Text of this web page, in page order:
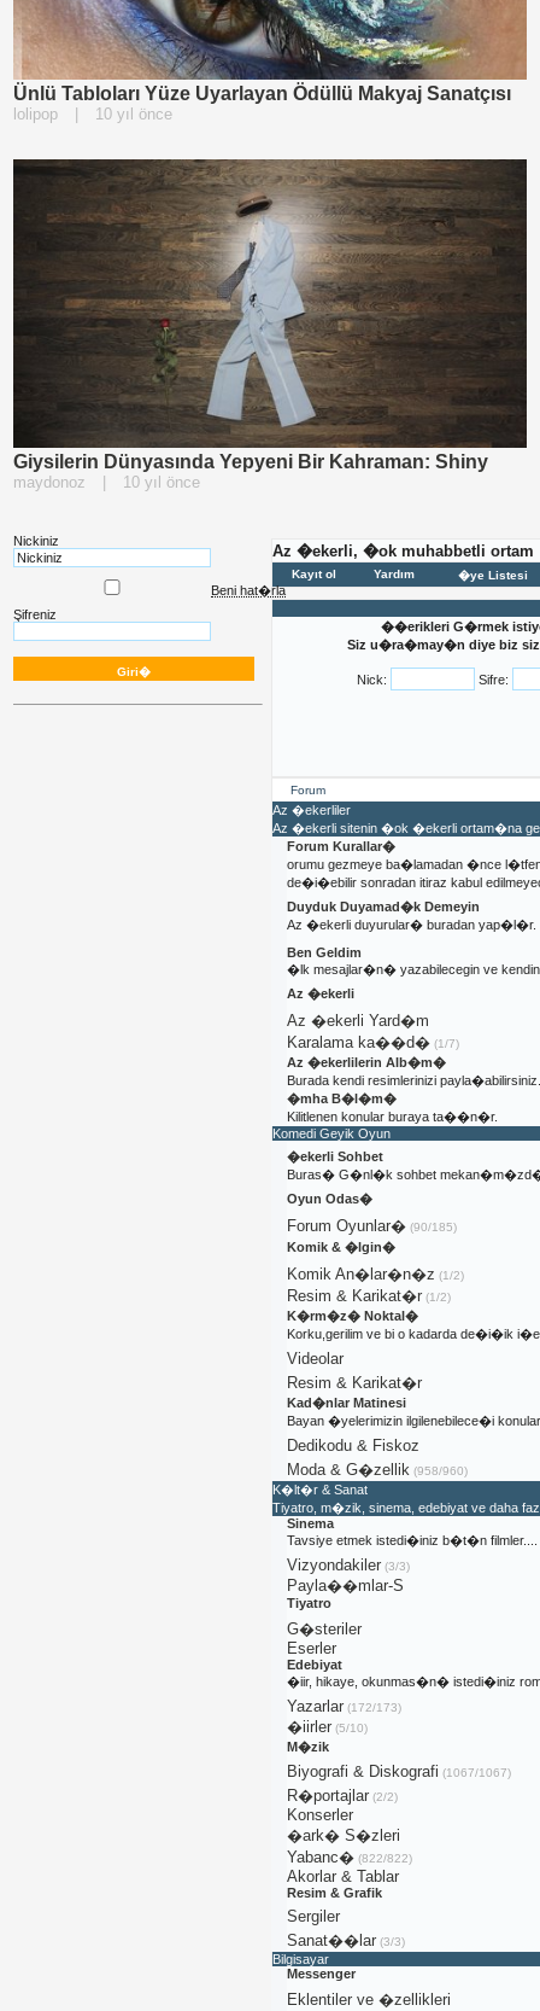
Ünlü Tabloları Yüze Uyarlayan Ödüllü Makyaj Sanatçısı
lolipop 10 yıl önce
Giysilerin Dünyasında Yepyeni Bir Kahraman: Shiny
maydonoz 10 yıl önce
Nickiniz
Beni hat�rla
Şifreniz
Az �ekerli, �ok muhabbetli ortam
Kayıt ol Yardım �ye Listesi
��erikleri G�rmek
Siz u�ra�may�n diye biz
Nick: Sifre:
Forum
Az �ekerliler
Az �ekerli sitenin �ok �ekerli ortam�na
Forum Kurallar�
orumu gezmeye ba�lamadan �nce
de�i�ebilir sonradan itiraz kabul
Duyduk Duyamad�k Demeyin
Az �ekerli duyurular� buradan yap�l�r.
Ben Geldim
�lk mesajlar�n� yazabilecegin ve
Az �ekerli
Az �ekerli Yard�m
Karalama ka��d�(1/7)
Az �ekerlilerin Alb�m�
Burada kendi resimlerinizi payla�abilirsiniz.
�mha B�l�m�
Kilitlenen konular buraya ta��n�r.
Komedi Geyik Oyun
�ekerli Sohbet
Buras� G�nl�k sohbet
Oyun Odas�
Forum Oyunlar�(90/185)
Komik & �lgin�
Komik An�lar�n�z (1/2)
Resim & Karikat�r(1/2)
K�rm�z� Noktal�
Korku,gerilim ve bi o kadarda de�i�ik
Videolar
Resim & Karikat�r
Kad�nlar Matinesi
Bayan �yelerimizin ilgilenebilece�i
Dedikodu & Fiskoz
Moda & G�zellik(958/960)
K�lt�r & Sanat
Tiyatro, m�zik, sinema, edebiyat ve daha
Sinema
Tavsiye etmek istedi�iniz b�t�n filmler....
Vizyondakiler(3/3)
Payla��mlar-S
Tiyatro
G�steriler
Eserler
Edebiyat
�iir, hikaye, okunmas�n� istedi�iniz
Yazarlar(172/173)
�iirler(5/10)
M�zik
Biyografi & Diskografi (1067/1067)
R�portajlar(2/2)
Konserler
�ark� S�zleri
Yabanc�(822/822)
Akorlar & Tablar
Resim & Grafik
Sergiler
Sanat��lar(3/3)
Bilgisayar
Messenger
Eklentiler ve �zellikleri